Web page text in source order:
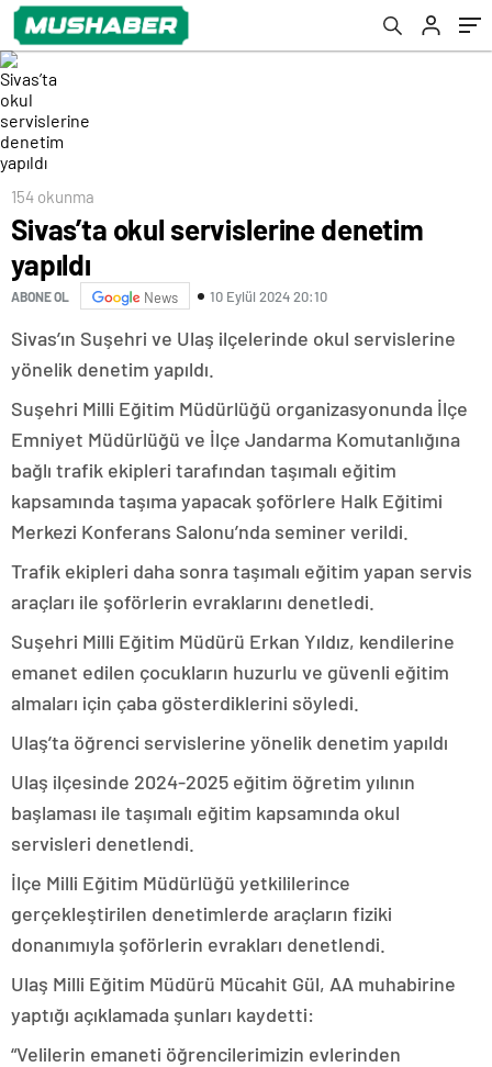
154 okunma
Sivas’ta okul servislerine denetim
yapıldı
ABONE OL News 10 Eylül 2024 20:10
Sivas’ın Suşehri ve Ulaş ilçelerinde okul servislerine
yönelik denetim yapıldı.
Suşehri Milli Eğitim Müdürlüğü organizasyonunda İlçe
Emniyet Müdürlüğü ve İlçe Jandarma Komutanlığına
bağlı trafik ekipleri tarafından taşımalı eğitim
kapsamında taşıma yapacak şoförlere Halk Eğitimi
Merkezi Konferans Salonu’nda seminer verildi.
Trafik ekipleri daha sonra taşımalı eğitim yapan servis
araçları ile şoförlerin evraklarını denetledi.
Suşehri Milli Eğitim Müdürü Erkan Yıldız, kendilerine
emanet edilen çocukların huzurlu ve güvenli eğitim
almaları için çaba gösterdiklerini söyledi.
Ulaş’ta öğrenci servislerine yönelik denetim yapıldı
Ulaş ilçesinde 2024-2025 eğitim öğretim yılının
başlaması ile taşımalı eğitim kapsamında okul
servisleri denetlendi.
İlçe Milli Eğitim Müdürlüğü yetkililerince
gerçekleştirilen denetimlerde araçların fiziki
donanımıyla şoförlerin evrakları denetlendi.
Ulaş Milli Eğitim Müdürü Mücahit Gül, AA muhabirine
yaptığı açıklamada şunları kaydetti:
“Velilerin emaneti öğrencilerimizin evlerinden